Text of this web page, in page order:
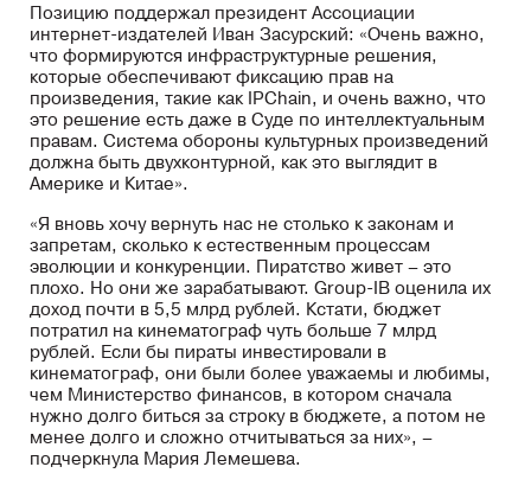
Позицию поддержал президент Ассоциации
интернет-издателей Иван Засурский: «Очень важно,
что формируются инфраструктурные решения,
которые обеспечивают фиксацию прав на
произведения, такие как IPChain, и очень важно, что
это решение есть даже в Суде по интеллектуальным
правам. Система обороны культурных произведений
должна быть двухконтурной, как это выглядит в
Америке и Китае».
«Я вновь хочу вернуть нас не столько к законам и
запретам, сколько к естественным процессам
эволюции и конкуренции. Пиратство живет – это
плохо. Но они же зарабатывают. Group-IB оценила их
доход почти в 5,5 млрд рублей. Кстати, бюджет
потратил на кинематограф чуть больше 7 млрд
рублей. Если бы пираты инвестировали в
кинематограф, они были более уважаемы и любимы,
чем Министерство финансов, в котором сначала
нужно долго биться за строку в бюджете, а потом не
менее долго и сложно отчитываться за них», –
подчеркнула Мария Лемешева.